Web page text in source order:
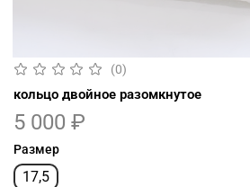
(0)
кольцо двойное разомкнутое
5 000 ₽
Размер
17,5